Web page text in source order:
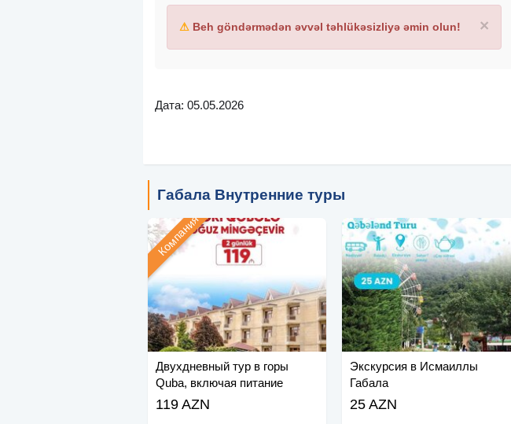
×
⚠ Beh göndərmədən əvvəl təhlükəsizliyə əmin olun!
Дата: 05.05.2026
Габала Внутренние туры
Двухдневный тур в горы
Quba, включая питание
Компания
119 AZN
Экскурсия в Исмаиллы
Габала
25 AZN